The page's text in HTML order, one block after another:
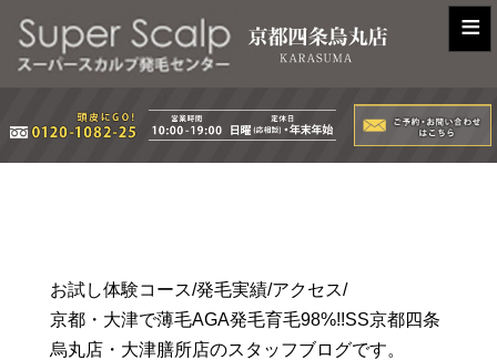
≡
お試し体験コース/発毛実績/アクセス/
京都・大津で薄毛AGA発毛育毛98%!!SS京都四条
烏丸店・大津膳所店のスタッフブログです。